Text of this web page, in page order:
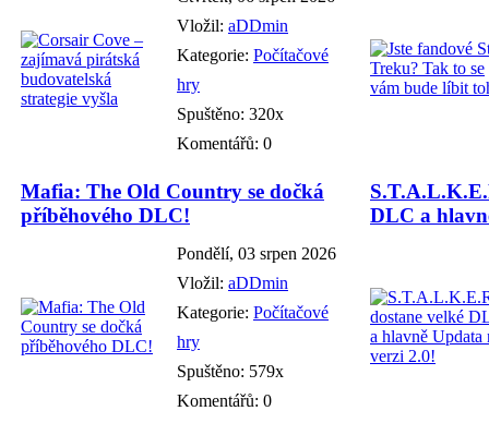
Vložil: aDDmin
Kategorie: Počítačové
hry
Spuštěno: 320x
Komentářů: 0
Mafia: The Old Country se dočká
příběhového DLC!
Pondělí, 03 srpen 2026
Vložil: aDDmin
Kategorie: Počítačové
hry
Spuštěno: 579x
Komentářů: 0
DLC a